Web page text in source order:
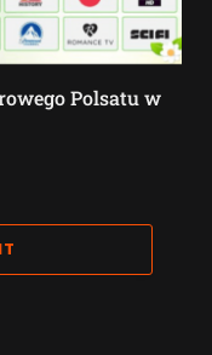
Polsatu w